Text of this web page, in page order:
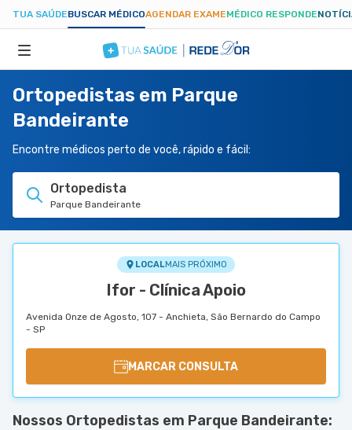
TUA SAÚDEBUSCAR MÉDICOAGENDAR EXAMEMÉDICO RESPONDE
ESPECIALIDADES
HOSPITAIS
TUASAUDE.COM
Ortopedistas em Parque
Bandeirante
Encontre médicos perto de você, rápido e fácil:
Ortopedista
Parque Bandeirante
LOCALMAIS PRÓXIMO
Ifor - Clínica Apoio
Avenida Onze de Agosto, 107 - Anchieta, São Bernardo do Campo
- SP
MARCAR CONSULTA
Nossos Ortopedistas em Parque Bandeirante: